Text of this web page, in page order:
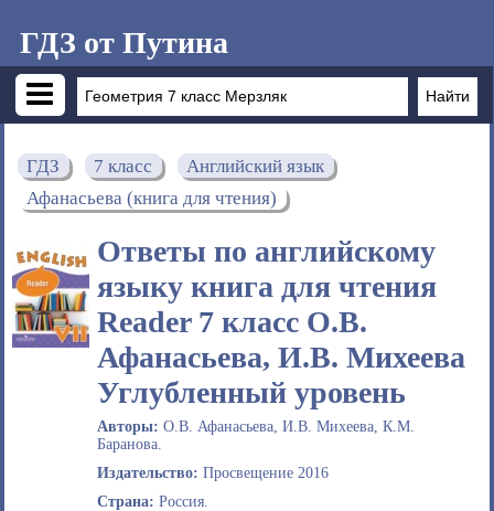
ГДЗ от Путина
ГДЗ 7 класс
Английский язык
Афанасьева (книга для чтения)
Ответы по английскому
языку книга для чтения
Reader 7 класс О.В.
Афанасьева, И.В. Михеева
Углубленный уровень
Авторы: О.В. Афанасьева, И.В. Михеева, К.М.
Баранова.
Издательство: Просвещение 2016
Страна: Россия.